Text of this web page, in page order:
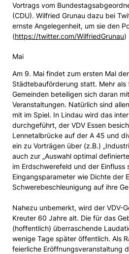
Vortrags vom
(CDU). Wilfried Grunau dazu bei
ernste Angelegenheit, um sie den
(https://twitter.com/WilfriedGrunau)
Mai
Am 9. Mai findet zum ersten Mal
Städtebauförderung statt. Mehr als
Gemeinden beteiligen sich daran
Veranstaltungen. Natürlich sind
mit im Spiel. In Lindau wird das
durchgeführt, der VDV Essen
Lennetalbrücke auf der A 45 und
ein zu Vorträgen über (z.B.)
auch zur „Auswahl optimal
im Erdschwerefeld und der Einfluss
Eingangsparameter wie Dichte der
Schwerebeschleunigung auf ihre
Nahezu unbemerkt, wird der VDV-
Kreuter 60 Jahre alt. Die für das
(hoffentlich) überraschende
wenige Tage später öffentlich. Als
feierliche Eröffnungsveranstaltung